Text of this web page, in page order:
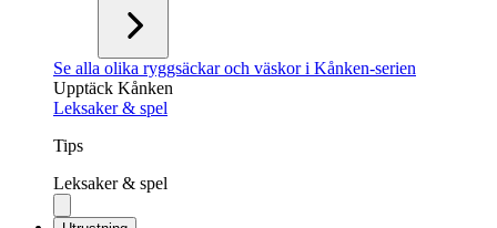
Se alla olika ryggsäckar och väskor i Kånken-serien
Upptäck Kånken
Leksaker & spel
Tips
Leksaker & spel